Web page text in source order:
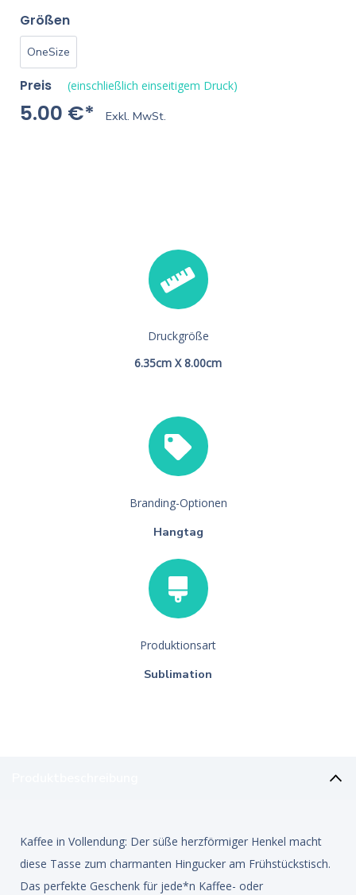
Größen
OneSize
Preis (einschließlich einseitigem Druck)
5.00 €* Exkl. MwSt.
Druckgröße
6.35cm X 8.00cm
Branding-Optionen
Hangtag
Produktionsart
Sublimation
Kaffee in Vollendung: Der süße herzförmiger Henkel macht
diese Tasse zum charmanten Hingucker am Frühstückstisch.
Das perfekte Geschenk für jede*n Kaffee- oder